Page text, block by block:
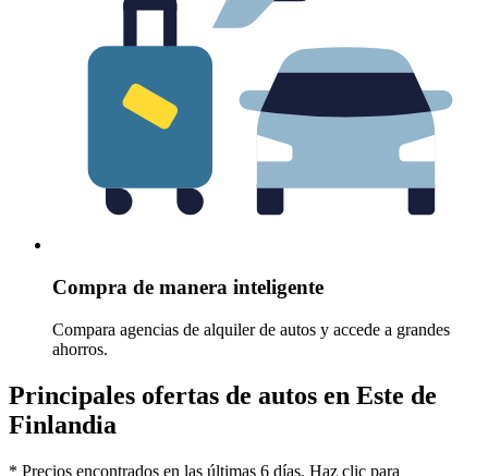
Compra de manera inteligente
Compara agencias de alquiler de autos y accede a grandes
ahorros.
Principales ofertas de autos en Este de
Finlandia
* Precios encontrados en las últimas 6 días. Haz clic para